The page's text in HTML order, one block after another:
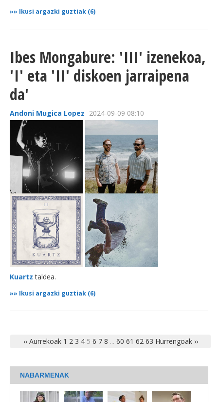
»» Ikusi argazki guztiak (6)
Ibes Mongabure: 'III' izenekoa,
'I' eta 'II' diskoen jarraipena
da'
Andoni Mugica Lopez 2024-09-09 08:10
Kuartz taldea.
»» Ikusi argazki guztiak (6)
‹‹ Aurrekoak 1 2 3 4 5 6 7 8 ... 60 61 62 63 Hurrengoak ››
NABARMENAK